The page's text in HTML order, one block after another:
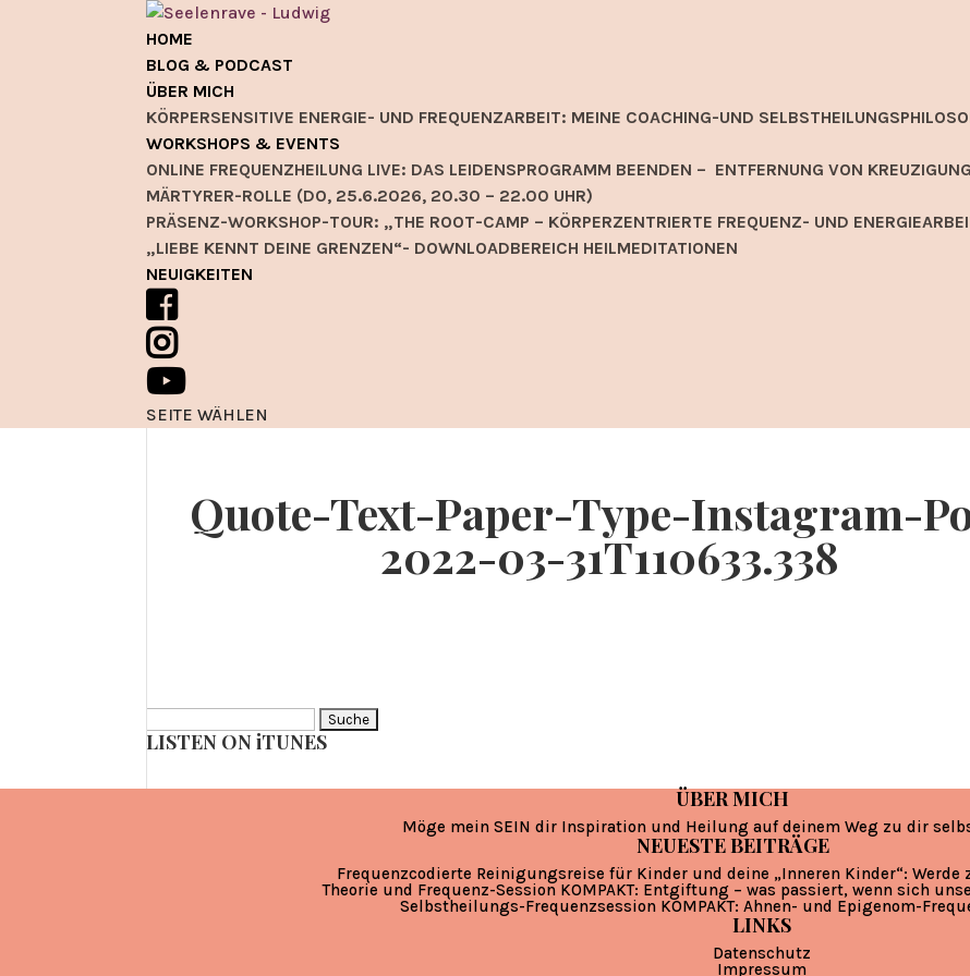
HOME
BLOG & PODCAST
ÜBER MICH
KÖRPERSENSITIVE ENERGIE- UND FREQUENZARBEIT: MEINE COACHING-UND
WORKSHOPS & EVENTS
ONLINE FREQUENZHEILUNG LIVE: DAS LEIDENSPROGRAMM BEENDEN – ENTFERNUNG VON
MÄRTYRER-ROLLE (DO, 25.6.2026, 20.30 – 22.00 UHR)
PRÄSENZ-WORKSHOP-TOUR: „THE ROOT-CAMP – KÖRPERZENTRIERTE FREQUENZ- UND
„LIEBE KENNT DEINE GRENZEN“- DOWNLOADBEREICH HEILMEDITATIONEN
NEUIGKEITEN
SEITE WÄHLEN
Quote-Text-Paper-Type-Instagram-
2022-03-31T110633.338
nach:
LISTEN ON iTUNES
ÜBER MICH
Möge mein SEIN dir Inspiration und Heilung auf deinem Weg zu dir
NEUESTE BEITRÄGE
Frequenzcodierte Reinigungsreise für Kinder und deine „Inneren Kinder“:
Theorie und Frequenz-Session KOMPAKT: Entgiftung – was passiert, wenn sich
Selbstheilungs-Frequenzsession KOMPAKT: Ahnen- und Epigenom-
LINKS
Datenschutz
Impressum